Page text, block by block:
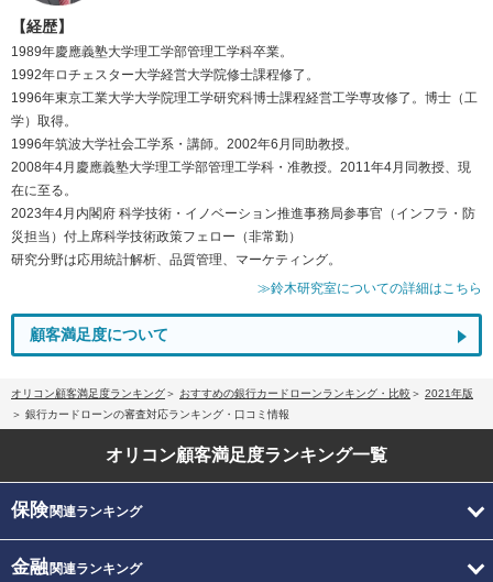
【経歴】
1989年慶應義塾大学理工学部管理工学科卒業。
1992年ロチェスター大学経営大学院修士課程修了。
1996年東京工業大学大学院理工学研究科博士課程経営工学専攻修了。博士（工
学）取得。
1996年筑波大学社会工学系・講師。2002年6月同助教授。
2008年4月慶應義塾大学理工学部管理工学科・准教授。2011年4月同教授、現
在に至る。
2023年4月内閣府 科学技術・イノベーション推進事務局参事官（インフラ・防
災担当）付上席科学技術政策フェロー（非常勤）
研究分野は応用統計解析、品質管理、マーケティング。
≫鈴木研究室についての詳細はこちら
顧客満足度について
オリコン顧客満足度ランキング おすすめの銀行カードローンランキング・比較
2021年版
銀行カードローンの審査対応ランキング・口コミ情報
オリコン顧客満足度ランキング一覧
保険関連ランキング
金融関連ランキング